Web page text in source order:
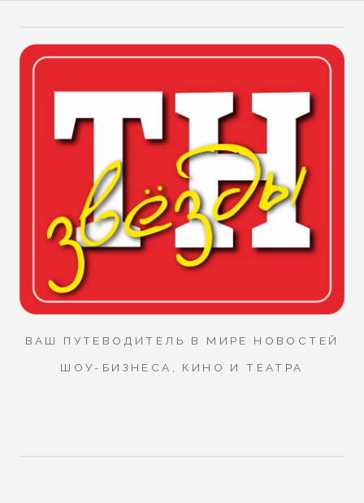
ВАШ ПУТЕВОДИТЕЛЬ В МИРЕ НОВОСТЕЙ
ШОУ-БИЗНЕСА, КИНО И ТЕАТРА